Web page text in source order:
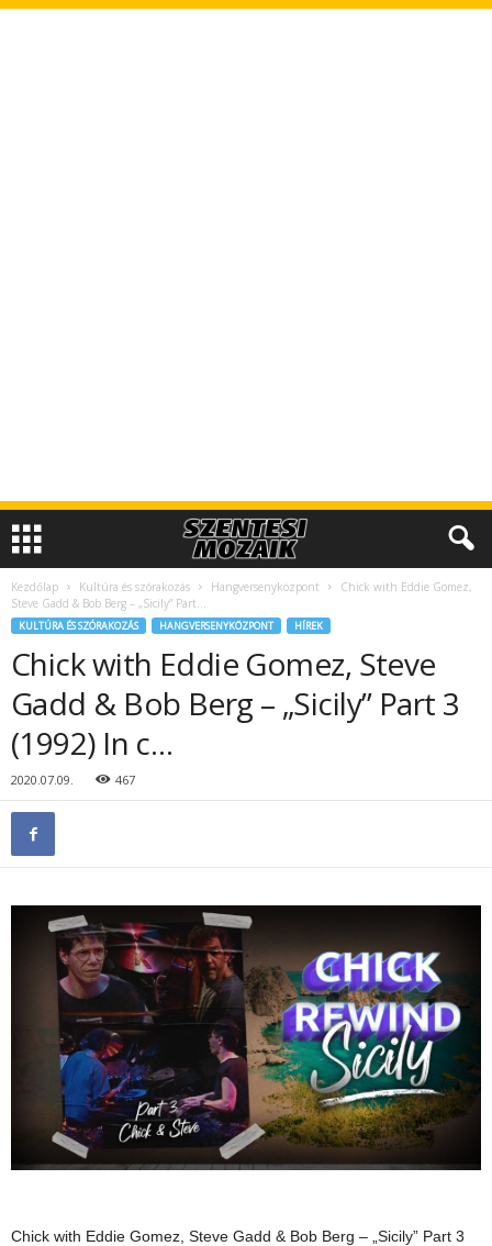
Kezdőlap Kultúra és szórakozás Hangversenyközpont
Chick with Eddie Gomez,
Steve Gadd & Bob Berg – „Sicily” Part...
KULTÚRA ÉS SZÓRAKOZÁS HANGVERSENYKÖZPONT HÍREK
Chick with Eddie Gomez, Steve
Gadd & Bob Berg – „Sicily” Part 3
(1992) In c…
2020.07.09. 467
Chick with Eddie Gomez, Steve Gadd & Bob Berg – „Sicily” Part 3